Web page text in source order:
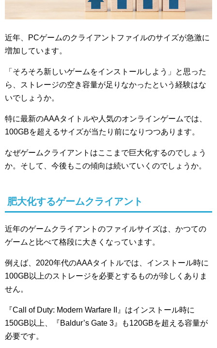
近年、PCゲームのクライアントファイルのサイズが急激に
増加しています。
「そろそろ新しいゲームをインストールしよう」と思った
ら、ストレージの空き容量が足りなかったという経験はな
いでしょうか。
特に最新のAAAタイトルや人気のオンラインゲームでは、
100GBを超えるサイズが当たり前になりつつあります。
なぜゲームクライアントはここまで巨大化するのでしょう
か。そして、今後もこの傾向は続いていくのでしょうか。
肥大化するゲームクライアント
近年のゲームクライアントのファイルサイズは、かつての
ゲームと比べて格段に大きくなっています。
例えば、2020年代のAAAタイトルでは、インストール時に
100GB以上のストレージを必要とするものが珍しくありま
せん。
『Call of Duty: Modern Warfare II』はインストール時に
150GB以上、『Baldur’s Gate 3』も120GBを超える容量が
必要です。